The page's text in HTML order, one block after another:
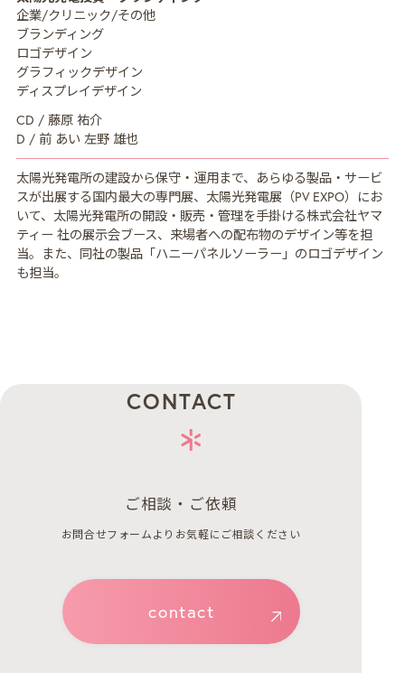
CREATIVE MENU クリエイティブ領域
COMPANY
CREATORSクリエイター紹介
RECRUIT採用情報
NEWSニュース
COLUMNNDOのノート
CONTACTお問い合わせ
PRIVACY POLICY
企業/クリニック/その他
ブランディング
ロゴデザイン
グラフィックデザイン
ディスプレイデザイン
CD / 藤原 祐介
D / 前 あい 左野 雄也
太陽光発電所の建設から保守・運用まで、あらゆる製品・サービ
スが出展する国内最大の専門展、太陽光発電展（PV EXPO）にお
いて、太陽光発電所の開設・販売・管理を手掛ける株式会社ヤマ
ティー 社の展示会ブース、来場者への配布物のデザイン等を担
当。また、同社の製品「ハニーパネルソーラー」のロゴデザイン
も担当。
CONTACT
ご相談・ご依頼
お問合せフォームよりお気軽にご相談ください
contact